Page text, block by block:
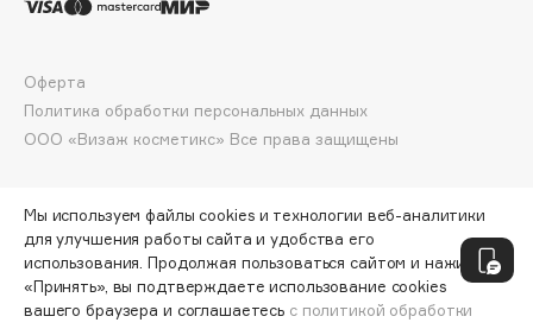
Dorco
Dr. Vranjes Firenze
Dr.Althea
Dr.Ceuracle
DSD de Luxe
Dyson
ООО «Визаж косметикс» Все права защищены
Оферта
Политика обработки персональных данных
Мы используем файлы cookies и технологии веб-аналитики
для улучшения работы сайта и удобства его
использования. Продолжая пользоваться сайтом и нажимая
«Принять», вы подтверждаете использование cookies
вашего браузера и соглашаетесь с политикой обработки